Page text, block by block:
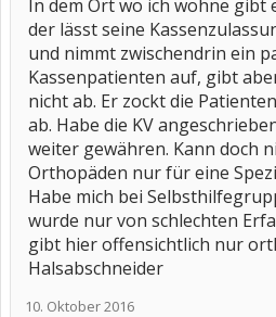
In dem Ort wo ich wohne gibt
der lässt seine
und nimmt zwischendrin ein
Kassenpatienten auf, gibt
nicht ab. Er zockt die
ab. Habe die KV
weiter gewähren. Kann doch
Orthopäden nur für eine
Habe mich bei
wurde nur von schlechten
gibt hier offensichtlich nur
Halsabschneider
10. Oktober 2016